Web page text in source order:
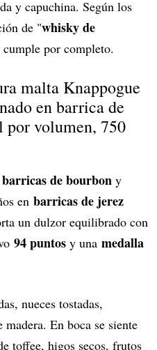
y capuchina. Según los
de "whisky de
por completo.
malta Knappogue
en barrica de
por volumen, 750
barricas de bourbon y
en barricas de jerez
un dulzor equilibrado con
94 puntos y una medalla
nueces tostadas,
En boca se siente
toffee, higos secos, frutos